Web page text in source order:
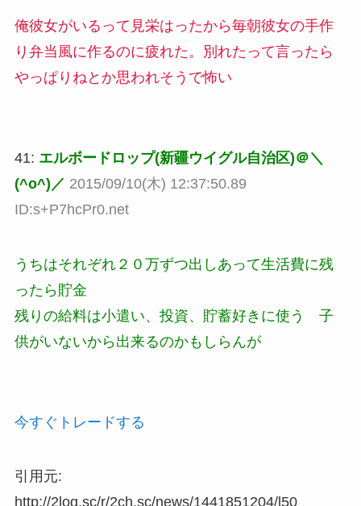
俺彼女がいるって見栄はったから毎朝彼女の手作
り弁当風に作るのに疲れた。別れたって言ったら
やっぱりねとか思われそうで怖い
41: エルボードロップ(新疆ウイグル自治区)＠＼
(^o^)／ 2015/09/10(木) 12:37:50.89
ID:s+P7hcPr0.net
うちはそれぞれ２０万ずつ出しあって生活費に残
ったら貯金
残りの給料は小遣い、投資、貯蓄好きに使う 子
供がいないから出来るのかもしらんが
今すぐトレードする
引用元:
http://2log.sc/r/2ch.sc/news/1441851204/l50